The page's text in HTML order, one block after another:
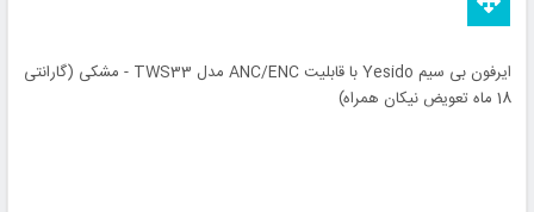
ایرفون بی سیم Yesido با قابلیت ANC/ENC مدل TWS33 - مشکی (گارانتی
18 ماه تعویض نیکان همراه)